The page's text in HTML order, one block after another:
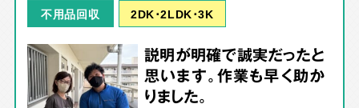
不用品回収 2DK･2LDK･3K
説明が明確で誠実だったと
思います。作業も早く助か
りました。